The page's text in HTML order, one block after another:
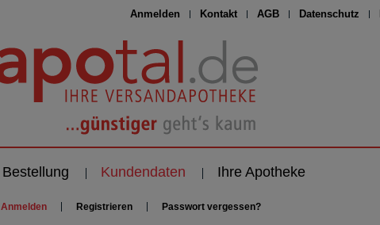
Anmelden Kontakt AGB Datenschutz
Bestellung Kundendaten Ihre Apotheke
Anmelden Registrieren Passwort vergessen?